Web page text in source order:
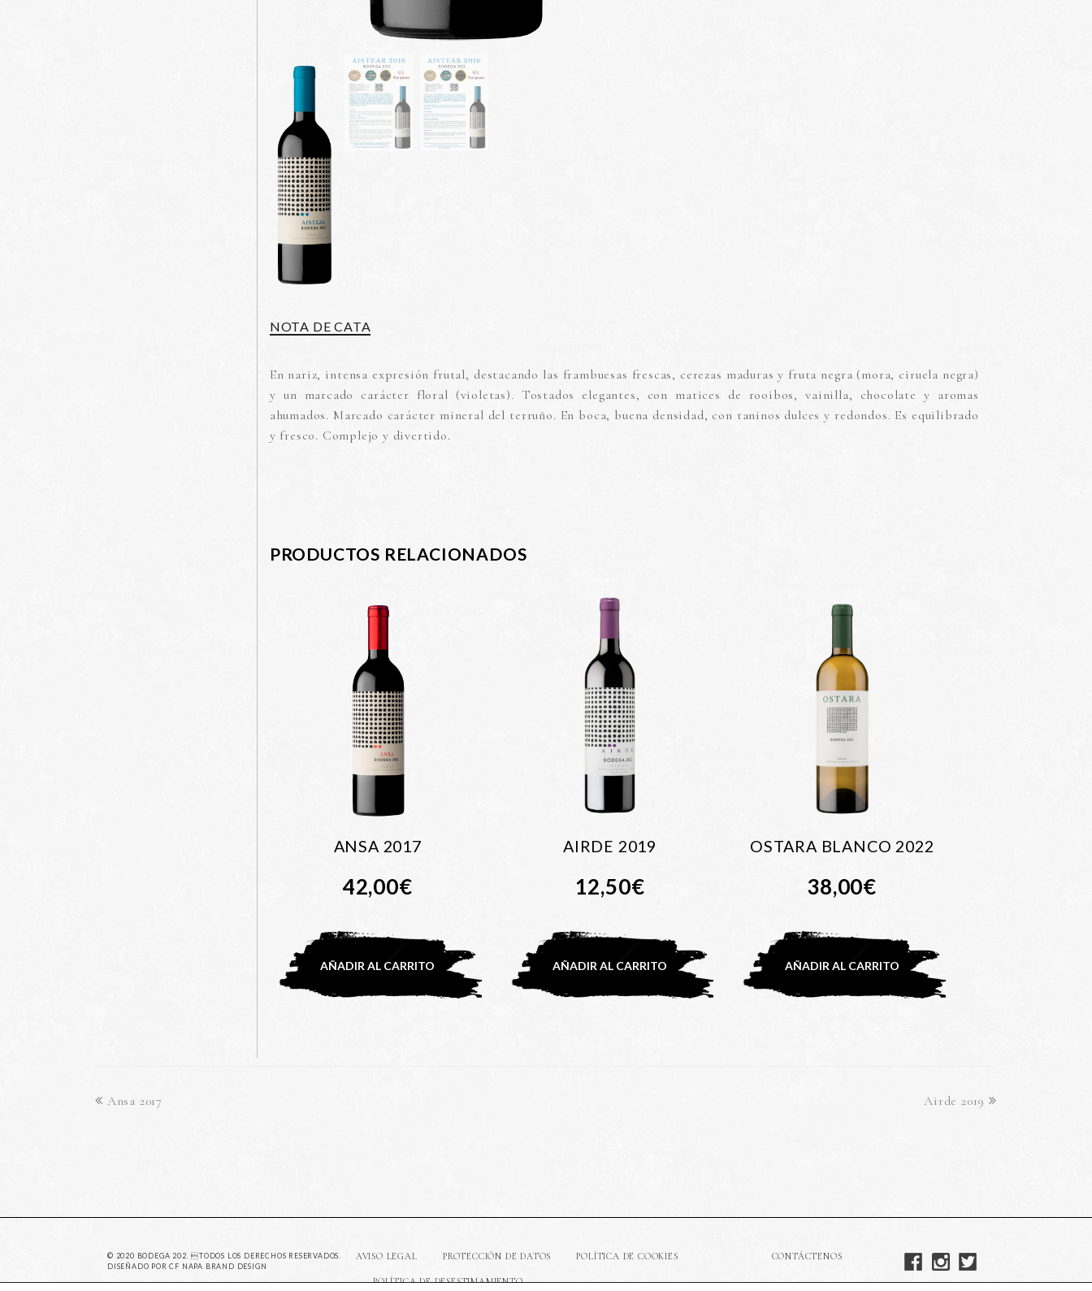
NOTA DE CATA
En nariz, intensa expresión frutal, destacando las frambuesas frescas, cerezas maduras y fruta negra (mora, ciruela negra)
y un marcado carácter floral (violetas). Tostados elegantes, con matices de rooibos, vainilla, chocolate y aromas
ahumados. Marcado carácter mineral del terruño. En boca, buena densidad, con taninos dulces y redondos. Es equilibrado
y fresco. Complejo y divertido.
PRODUCTOS RELACIONADOS
ANSA 2017
42,00€
AÑADIR AL CARRITO
AIRDE 2019
12,50€
AÑADIR AL CARRITO
OSTARA BLANCO 2022
38,00€
AÑADIR AL CARRITO
Ansa 2017 Airde 2019
© 2020 BODEGA 202. TODOS LOS DERECHOS RESERVADOS.
DISEÑADO PORCF NAPA BRAND DESIGN
AVISO LEGAL PROTECCIÓN DE DATOS POLÍTICA DE COOKIES
POLÍTICA DE DESESTIMAMIENTO
CONTÁCTENOS